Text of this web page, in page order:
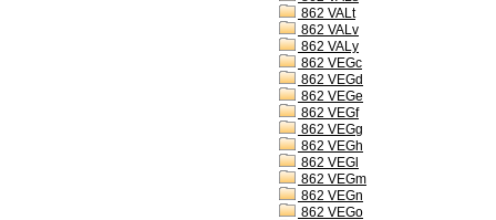
862 VALt
862 VALv
862 VALy
862 VEGc
862 VEGd
862 VEGe
862 VEGf
862 VEGg
862 VEGh
862 VEGl
862 VEGm
862 VEGn
862 VEGo